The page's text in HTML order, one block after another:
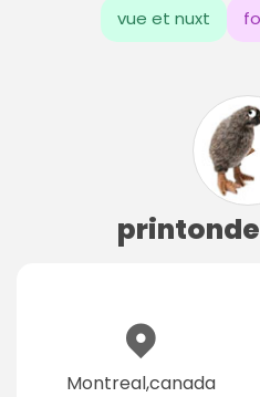
vue et nuxt
Montreal,canada